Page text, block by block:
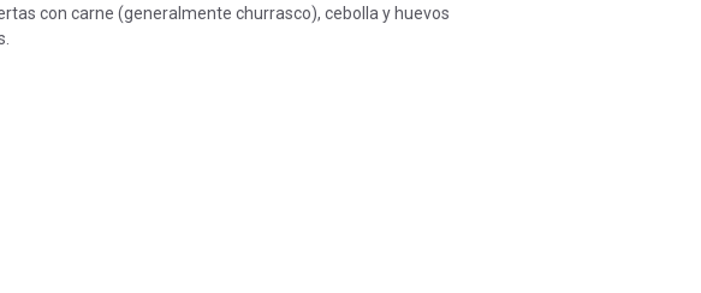
con carne (generalmente churrasco), cebolla y huevos